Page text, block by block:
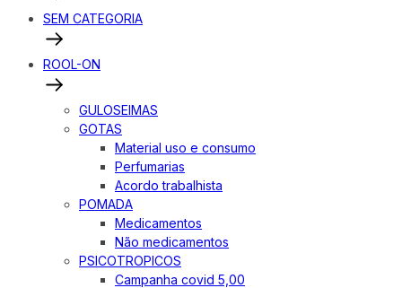
SEM CATEGORIA
ROOL-ON
GULOSEIMAS
GOTAS
Material uso e consumo
Perfumarias
Acordo trabalhista
POMADA
Medicamentos
Não medicamentos
PSICOTROPICOS
Campanha covid 5,00